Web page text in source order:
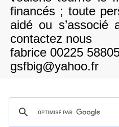
financés ; toute
aidé ou
contactez nous
fabrice 00225
gsfbig@yahoo.fr